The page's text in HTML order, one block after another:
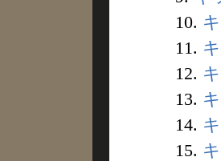
10.
11.
12.
13.
14.
15.